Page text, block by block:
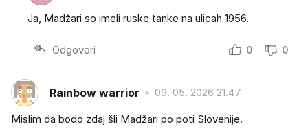
Ja, Madžari so imeli ruske tanke na ulicah 1956.
Odgovori 0 0
Rainbow warrior 09. 05. 2026 21.47
Mislim da bodo zdaj šli Madžari po poti Slovenije.